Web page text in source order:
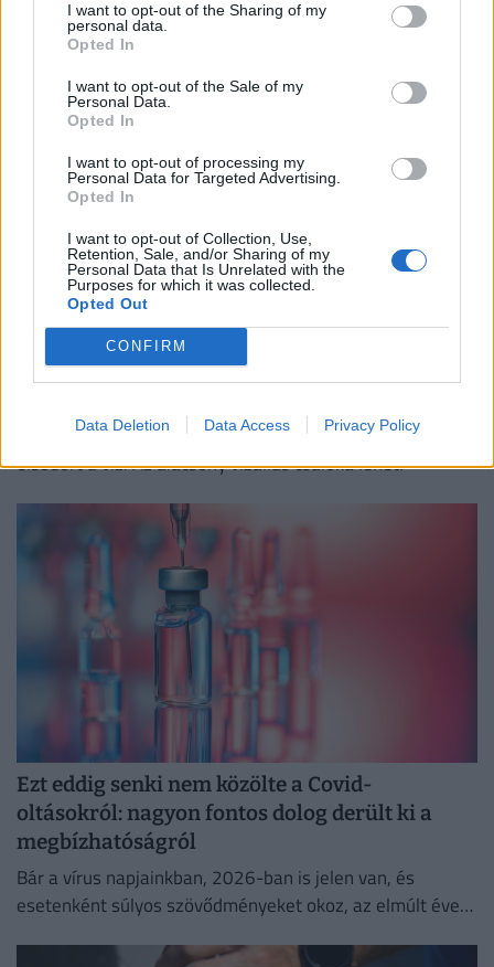
I want to opt-out of the Sharing of my
personal data.
Opted In
I want to opt-out of the Sale of my
Personal Data.
Opted In
I want to opt-out of processing my
Personal Data for Targeted Advertising.
Opted In
I want to opt-out of Collection, Use,
Retention, Sale, and/or Sharing of my
Personal Data that Is Unrelated with the
Purposes for which it was collected.
Opted Out
CONFIRM
Data Deletion Data Access Privacy Policy
Dumpling játékok óriási népszerűsége miatt
elárasztották a piacot az olcsó és rendkívül veszélyes
hamisítványok.
Sorra szedik áldozataikat a magyar folyók,
tavak: hiába az alacsony vízállás, egyetlen
Négy fuldoklót sikerült kimenteni, egy férfit azonban
elsodort a víz. Az alacsony vízállás csalóka lehet!
Ezt eddig senki nem közölte a Covid-
oltásokról: nagyon fontos dolog derült ki a
megbízhatóságról
Bár a vírus napjainkban, 2026-ban is jelen van, és
esetenként súlyos szövődményeket okoz, az elmúlt évek
biztonságosságát.